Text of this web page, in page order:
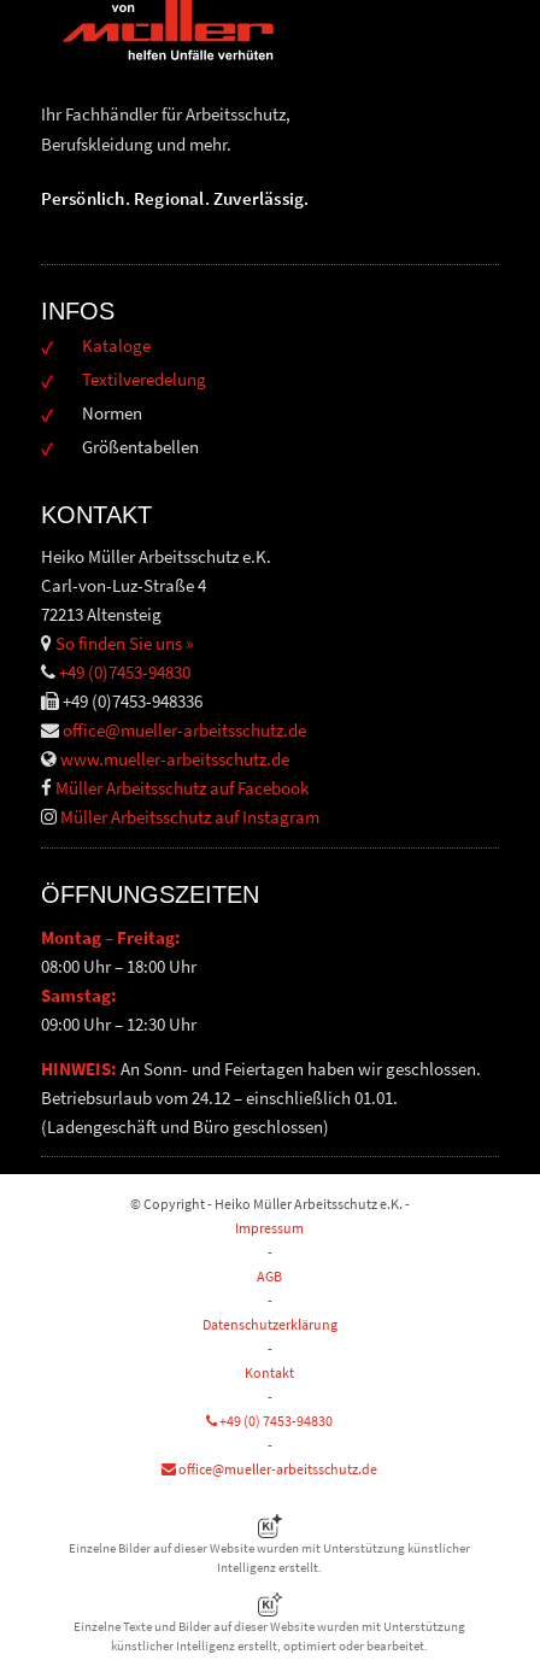
Ihr Fachhändler für Arbeitsschutz,
Berufskleidung und mehr.
Persönlich. Regional. Zuverlässig.
INFOS
Kataloge
Textilveredelung
Normen
Größentabellen
KONTAKT
Heiko Müller Arbeitsschutz e.K.
Carl-von-Luz-Straße 4
72213 Altensteig
So finden Sie uns »
+49 (0)7453-94830
+49 (0)7453-948336
office@mueller-arbeitsschutz.de
www.mueller-arbeitsschutz.de
Müller Arbeitsschutz auf Facebook
Müller Arbeitsschutz auf Instagram
ÖFFNUNGSZEITEN
Montag – Freitag:
08:00 Uhr – 18:00 Uhr
Samstag:
09:00 Uhr – 12:30 Uhr
HINWEIS: An Sonn- und Feiertagen haben wir geschlossen.
Betriebsurlaub vom 24.12 – einschließlich 01.01.
(Ladengeschäft und Büro geschlossen)
© Copyright - Heiko Müller Arbeitsschutz e.K. -
Impressum
-
AGB
-
Datenschutzerklärung
-
Kontakt
-
+49 (0) 7453-94830
-
office@mueller-arbeitsschutz.de
Einzelne Bilder auf dieser Website wurden mit Unterstützung künstlicher
Intelligenz erstellt.
Einzelne Texte und Bilder auf dieser Website wurden mit Unterstützung
künstlicher Intelligenz erstellt, optimiert oder bearbeitet.